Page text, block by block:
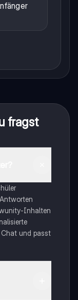
fragst
Inhalten
und passt